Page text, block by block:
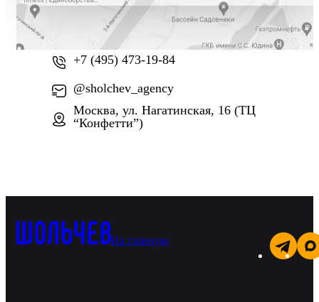
+7 (800) 777-61-74
+7 (495) 473-19-84
@sholchev_agency
Москва, ул. Нагатинская, 16 (ТЦ
“Конфетти”)
На главную